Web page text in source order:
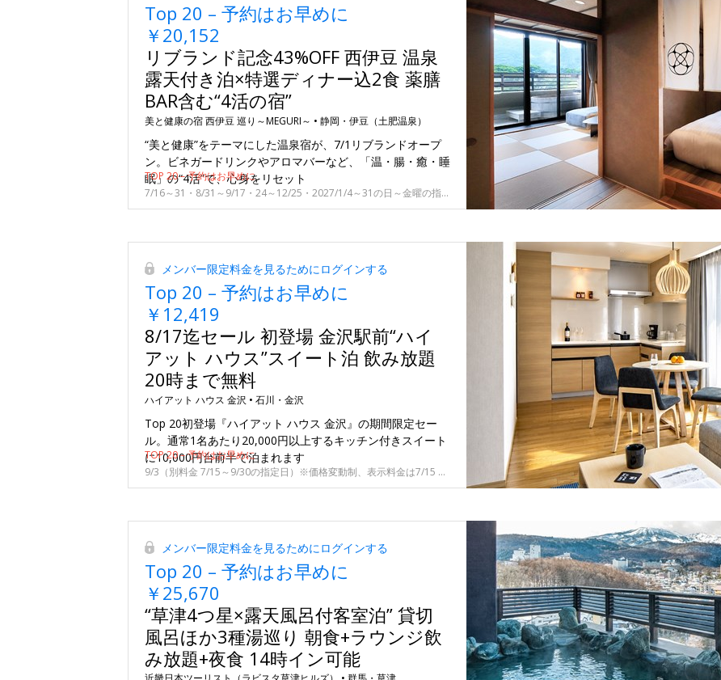
Top 20 – 予約はお早めに
￥20,152
リブランド記念43%OFF 西伊豆 温泉
露天付き泊×特選ディナー込2食 薬膳
BAR含む“4活の宿”
美と健康の宿 西伊豆 巡り～MEGURI～ • 静岡・伊豆（土肥温泉）
“美と健康”をテーマにした温泉宿が、7/1リブランドオープ
ン。ビネガードリンクやアロマバーなど、「温・腸・癒・睡
眠」の“4活”で、心身をリセット
7/16～31・8/31～9/17・24～12/25・2027/1/4～31の日～金曜の指定日
TOP 20 – 予約はお早めに
メンバー限定料金を見るためにログインする
Top 20 – 予約はお早めに
￥12,419
8/17迄セール 初登場 金沢駅前“ハイ
アット ハウス”スイート泊 飲み放題
20時まで無料
ハイアット ハウス 金沢 • 石川・金沢
Top 20初登場『ハイアット ハウス 金沢』の期間限定セー
ル。通常1名あたり20,000円以上するキッチン付きスイート
に10,000円台前半で泊まれます
9/3（別料金 7/15～9/30の指定日）※価格変動制、表示料金は7/15 9:00時点
TOP 20 – 予約はお早めに
メンバー限定料金を見るためにログインする
Top 20 – 予約はお早めに
￥25,670
“草津4つ星×露天風呂付客室泊” 貸切
風呂ほか3種湯巡り 朝食+ラウンジ飲
み放題+夜食 14時イン可能